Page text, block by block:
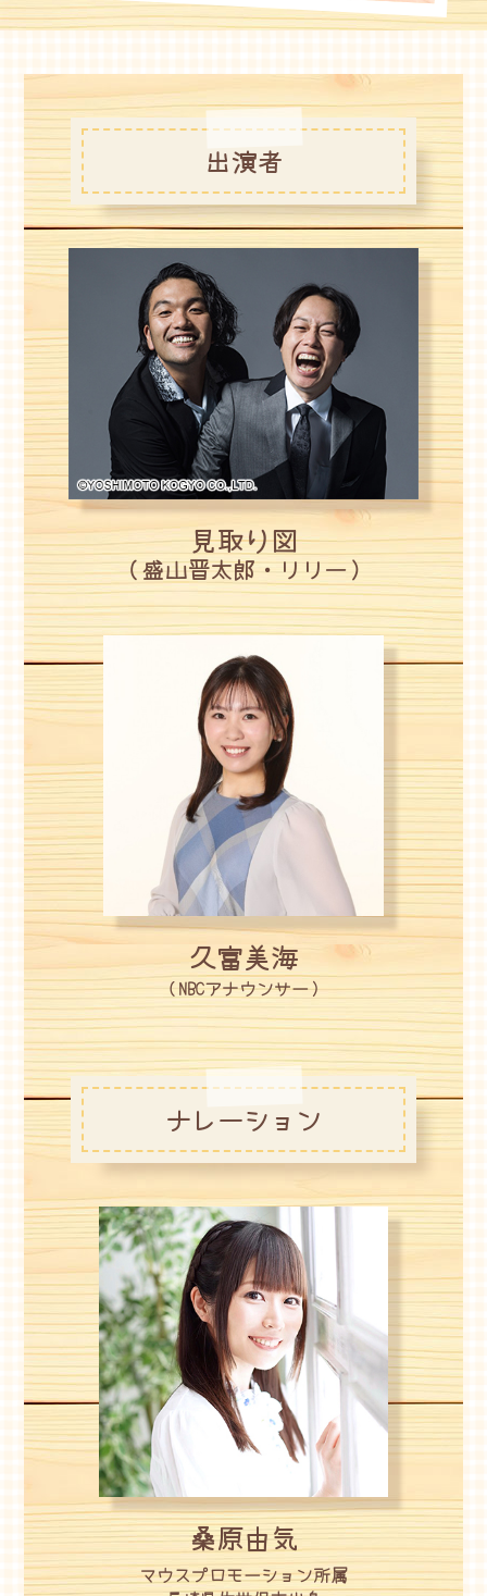
出演者
見取り図
（盛山晋太郎・リリー）
久富美海
（NBCアナウンサー）
ナレーション
桑原由気
マウスプロモーション所属